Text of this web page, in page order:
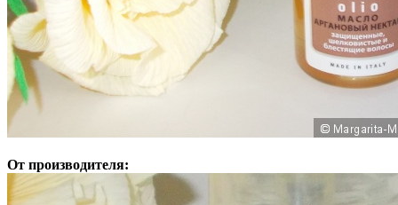
От производителя: